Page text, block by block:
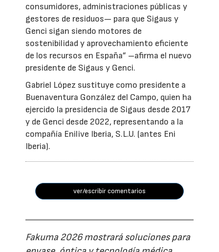
consumidores, administraciones públicas y
gestores de residuos— para que Sigaus y
Genci sigan siendo motores de
sostenibilidad y aprovechamiento eficiente
de los recursos en España” –afirma el nuevo
presidente de Sigaus y Genci.
Gabriel López sustituye como presidente a
Buenaventura González del Campo, quien ha
ejercido la presidencia de Sigaus desde 2017
y de Genci desde 2022, representando a la
compañía Enilive Iberia, S.L.U. (antes Eni
Iberia).
ver/escribir comentarios
Fakuma 2026 mostrará soluciones para